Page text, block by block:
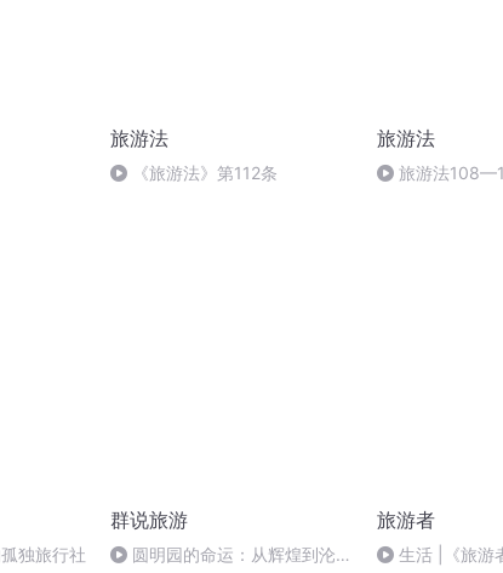
旅游法
《旅游法》第112条
旅游法
旅游法
独旅行社
群说旅游
圆明园的命运：从辉煌到沦陷
旅游者
生活 |《旅游